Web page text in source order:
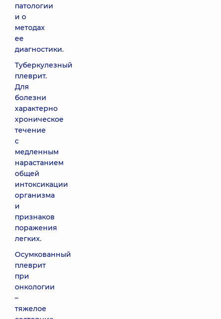
патологии
и о
методах
ее
диагностики.
Туберкулезный
плеврит.
Для
болезни
характерно
хроническое
течение
с
медленным
нарастанием
общей
интоксикации
организма
и
признаков
поражения
легких.
Осумкованный
плеврит
при
онкологии
–
тяжелое